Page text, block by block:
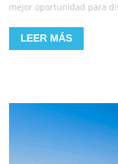
mejor oportunidad para
LEER MÁS